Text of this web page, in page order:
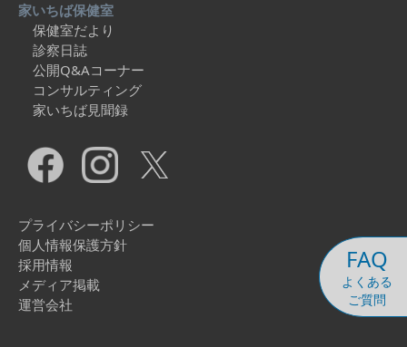
FAQ
よくある
ご質問
家いちば保健室
保健室だより
診察日誌
公開Q&Aコーナー
コンサルティング
家いちば見聞録
プライバシーポリシー
個人情報保護方針
採用情報
メディア掲載
運営会社